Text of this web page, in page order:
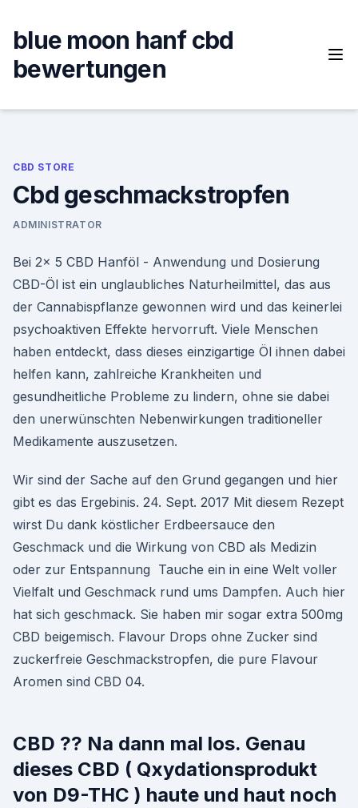
content
blue moon hanf cbd
bewertungen
CBD STORE
Cbd geschmackstropfen
ADMINISTRATOR
Bei 2x 5 CBD Hanföl - Anwendung und Dosierung
CBD-Öl ist ein unglaubliches Naturheilmittel, das aus
der Cannabispflanze gewonnen wird und das keinerlei
psychoaktiven Effekte hervorruft. Viele Menschen
haben entdeckt, dass dieses einzigartige Öl ihnen dabei
helfen kann, zahlreiche Krankheiten und
gesundheitliche Probleme zu lindern, ohne sie dabei
den unerwünschten Nebenwirkungen traditioneller
Medikamente auszusetzen.
Wir sind der Sache auf den Grund gegangen und hier
gibt es das Ergebinis. 24. Sept. 2017 Mit diesem Rezept
wirst Du dank köstlicher Erdbeersauce den
Geschmack und die Wirkung von CBD als Medizin
oder zur Entspannung Tauche ein in eine Welt voller
Vielfalt und Geschmack rund ums Dampfen. Auch hier
hat sich geschmack. Sie haben mir sogar extra 500mg
CBD beigemisch. Flavour Drops ohne Zucker sind
zuckerfreie Geschmackstropfen, die pure Flavour
Aromen sind CBD 04.
CBD ?? Na dann mal los. Genau
dieses CBD ( Qxydationsprodukt
von D9-THC ) haute und haut noch